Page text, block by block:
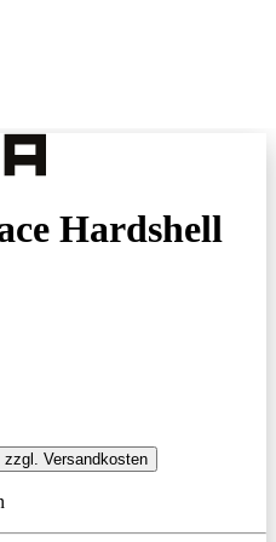
Hardshell
zzgl. Versandkosten